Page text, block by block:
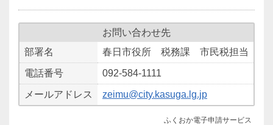
お問い合わせ先
部署名
春日市役所 税務課 市民税担当
電話番号 092-584-1111
メールアドレス zeimu@city.kasuga.lg.jp
ふくおか電子申請サービス